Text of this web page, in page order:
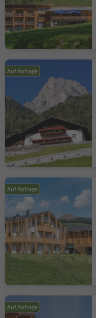
Auf Anfrage
Auf Anfrage
Auf Anfrage